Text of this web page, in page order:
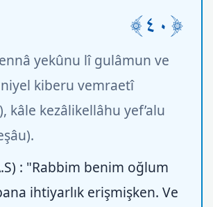
﴿٤٠﴾
yekûnu lî gulâmun ve
kiberu vemraetî
kâle kezâlikellâhu yef’alu
: "Rabbim benim oğlum
ihtiyarlık erişmişken. Ve